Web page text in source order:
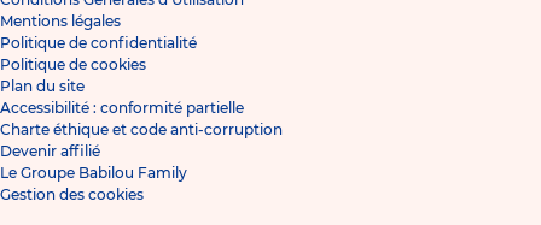
Mentions légales
Politique de confidentialité
Politique de cookies
Plan du site
Accessibilité : conformité partielle
Charte éthique et code anti-corruption
Devenir affilié
Le Groupe Babilou Family
Gestion des cookies